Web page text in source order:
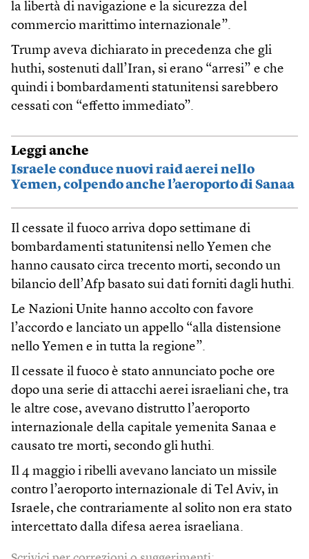
la libertà di navigazione e la sicurezza del
commercio marittimo internazionale”.
Trump aveva dichiarato in precedenza che gli
huthi, sostenuti dall’Iran, si erano “arresi” e che
quindi i bombardamenti statunitensi sarebbero
cessati con “effetto immediato”.
Leggi anche
Israele conduce nuovi raid aerei nello
Yemen, colpendo anche l’aeroporto di Sanaa
Il cessate il fuoco arriva dopo settimane di
bombardamenti statunitensi nello Yemen che
hanno causato circa trecento morti, secondo un
bilancio dell’Afp basato sui dati forniti dagli huthi.
Le Nazioni Unite hanno accolto con favore
l’accordo e lanciato un appello “alla distensione
nello Yemen e in tutta la regione”.
Il cessate il fuoco è stato annunciato poche ore
dopo una serie di attacchi aerei israeliani che, tra
le altre cose, avevano distrutto l’aeroporto
internazionale della capitale yemenita Sanaa e
causato tre morti, secondo gli huthi.
Il 4 maggio i ribelli avevano lanciato un missile
contro l’aeroporto internazionale di Tel Aviv, in
Israele, che contrariamente al solito non era stato
intercettato dalla difesa aerea israeliana.